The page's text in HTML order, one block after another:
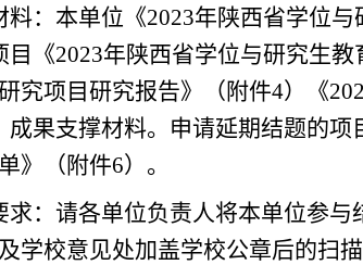
料：本单位《2023年陕西省学位
目《2023年陕西省学位与研究生
究项目研究报告》（附件4）《
成果支撑材料。申请延期结题的
》（附件6）。
求：请各单位负责人将本单位参
学校意见处加盖学校公章后的扫